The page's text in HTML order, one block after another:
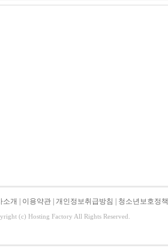
소개 이용약관 개인정보취급방침 청소년보호정책
(c) Hosting Factory All Rights Reserved.